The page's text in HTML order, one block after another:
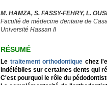
M. HAMZA, S. FASSY-FEHRY, L.
Faculté de médecine dentaire de
Université Hassan II
RÉSUMÉ
Le traitement orthodontique chez
indélébiles sur certaines dents qui
C'est pourquoi le rôle du